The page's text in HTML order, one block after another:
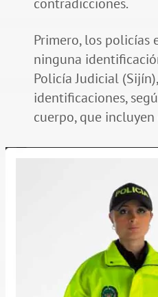
Primero, los policías
ninguna
Policía Judicial
identificaciones,
cuerpo, que